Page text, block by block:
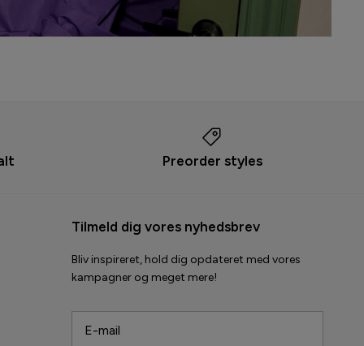
Preorder styles
Tilmeld dig vores nyhedsbrev
Bliv inspireret, hold dig opdateret med vores
kampagner og meget mere!